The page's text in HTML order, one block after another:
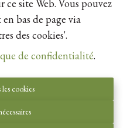
site Web. Vous pouvez
bas de page via
des cookies'.
de confidentialité.
cookies
votre bien ?
estimation gratuite.